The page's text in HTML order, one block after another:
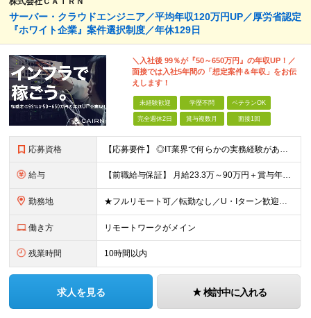
サーバー・クラウドエンジニア／平均年収120万円UP／厚労省認定
『ホワイト企業』案件選択制度／年休129日
＼入社後 99％が『50～650万円』の年収UP！／
面接では入社5年間の「想定案件＆年収」をお伝
えします！
未経験歓迎 学歴不問 ベテランOK
完全週休2日 賞与複数月 面接1回
応募資格 【応募要件】 ◎IT業界で何らかの実務経験がある方 └2～3ヶ月の実務経験のある方は歓迎します！ 例）PCキッティングやモバイル通信基地局の業務経験者など インフラエンジニアとして経験のある方は、
給与 【前職給与保証】 月給23.3万～90万円＋賞与年2回＋インセンティブ ★年収1000万円以上の実績あり！ ※上記月給には月20～30時間分（2万9,300円～21万7,900円）の固定残業代を含み
勤務地 ★フルリモート可／転勤なし／U・Iターン歓迎★ ◎勤務地は相談の上、ご自宅近くに調整します！ 【勤務地】 本社、または東京／埼玉／千葉／神奈川／愛知／仙台のクライアント先 ◎完全在宅（フルリモート）
働き方 リモートワークがメイン
残業時間 10時間以内
求人を見る 検討中に入れる